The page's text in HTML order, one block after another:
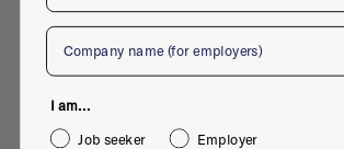
No active jobs right
Is this your company profile?
Company
I am...
Job seeker
Employer